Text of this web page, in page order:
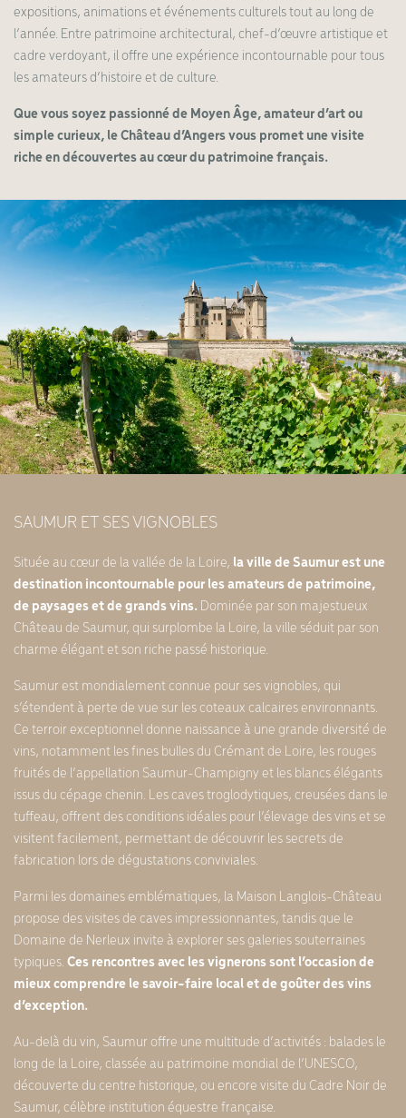
expositions, animations et événements culturels tout au long de
l’année. Entre patrimoine architectural, chef-d’œuvre artistique et
cadre verdoyant, il offre une expérience incontournable pour tous
les amateurs d’histoire et de culture.
Que vous soyez passionné de Moyen Âge, amateur d’art ou
simple curieux, le Château d’Angers vous promet une visite
riche en découvertes au cœur du patrimoine français.
SAUMUR ET SES VIGNOBLES
Située au cœur de la vallée de la Loire, la ville de Saumur est une
destination incontournable pour les amateurs de patrimoine,
de paysages et de grands vins. Dominée par son majestueux
Château de Saumur, qui surplombe la Loire, la ville séduit par son
charme élégant et son riche passé historique.
Saumur est mondialement connue pour ses vignobles, qui
s’étendent à perte de vue sur les coteaux calcaires environnants.
Ce terroir exceptionnel donne naissance à une grande diversité de
vins, notamment les fines bulles du Crémant de Loire, les rouges
fruités de l’appellation Saumur-Champigny et les blancs élégants
issus du cépage chenin. Les caves troglodytiques, creusées dans le
tuffeau, offrent des conditions idéales pour l’élevage des vins et se
visitent facilement, permettant de découvrir les secrets de
fabrication lors de dégustations conviviales.
Parmi les domaines emblématiques, la Maison Langlois-Château
propose des visites de caves impressionnantes, tandis que le
Domaine de Nerleux invite à explorer ses galeries souterraines
typiques. Ces rencontres avec les vignerons sont l’occasion de
mieux comprendre le savoir-faire local et de goûter des vins
d’exception.
Au-delà du vin, Saumur offre une multitude d’activités : balades le
long de la Loire, classée au patrimoine mondial de l’UNESCO,
découverte du centre historique, ou encore visite du Cadre Noir de
Saumur, célèbre institution équestre française.